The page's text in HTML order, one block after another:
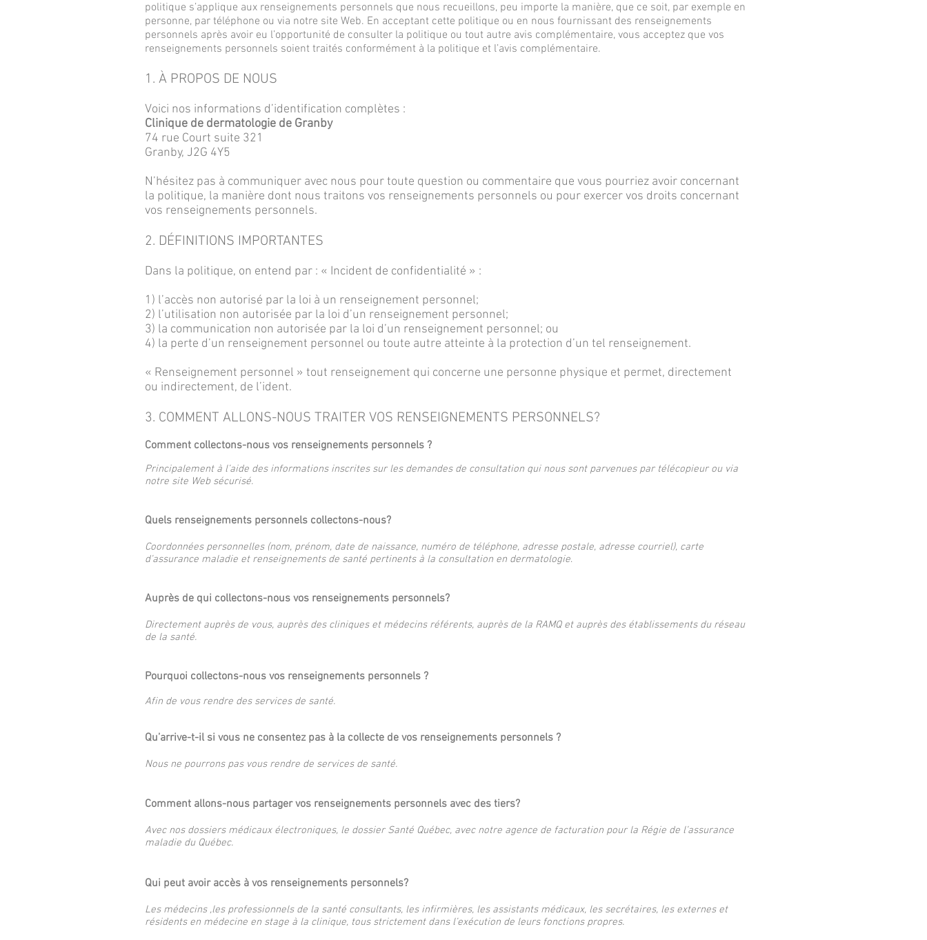
politique s’applique aux renseignements personnels que nous recueillons, peu importe la manière, que ce soit, par exemple en
personne, par téléphone ou via notre site Web. En acceptant cette politique ou en nous fournissant des renseignements
personnels après avoir eu l’opportunité de consulter la politique ou tout autre avis complémentaire, vous acceptez que vos
renseignements personnels soient traités conformément à la politique et l’avis complémentaire.
1. À PROPOS DE NOUS
Voici nos informations d’identification complètes :
Clinique de dermatologie de Granby
74 rue Court suite 321
Granby, J2G 4Y5
N’hésitez pas à communiquer avec nous pour toute question ou commentaire que vous pourriez avoir concernant
la politique, la manière dont nous traitons vos renseignements personnels ou pour exercer vos droits concernant
vos renseignements personnels.
2. DÉFINITIONS IMPORTANTES
Dans la politique, on entend par : « Incident de confidentialité » :
1) l’accès non autorisé par la loi à un renseignement personnel;
2) l’utilisation non autorisée par la loi d’un renseignement personnel;
3) la communication non autorisée par la loi d’un renseignement personnel; ou
4) la perte d’un renseignement personnel ou toute autre atteinte à la protection d’un tel renseignement.
« Renseignement personnel » tout renseignement qui concerne une personne physique et permet, directement
ou indirectement, de l’ident.
3. COMMENT ALLONS-NOUS TRAITER VOS RENSEIGNEMENTS PERSONNELS?
Comment collectons-nous vos renseignements personnels ?
Principalement à l’aide des informations inscrites sur les demandes de consultation qui nous sont parvenues par télécopieur ou via
notre site Web sécurisé.​
Quels renseignements personnels collectons-nous?
Coordonnées personnelles (nom, prénom, date de naissance, numéro de téléphone, adresse postale, adresse courriel), carte
d’assurance maladie et renseignements de santé pertinents à la consultation en dermatologie.
Auprès de qui collectons-nous vos renseignements personnels?
Directement auprès de vous, auprès des cliniques et médecins référents, auprès de la RAMQ et auprès des établissements du réseau
de la santé.
Pourquoi collectons-nous vos renseignements personnels ?
Afin de vous rendre des services de santé.
Qu’arrive-t-il si vous ne consentez pas à la collecte de vos renseignements personnels ?
Nous ne pourrons pas vous rendre de services de santé.
​Comment allons-nous partager vos renseignements personnels avec des tiers?
Avec nos dossiers médicaux électroniques, le dossier Santé Québec, avec notre agence de facturation pour la Régie de l’assurance
maladie du Québec.
Qui peut avoir accès à vos renseignements personnels?
Les médecins ,les professionnels de la santé consultants, les infirmières, les assistants médicaux, les secrétaires, les externes et
résidents en médecine en stage à la clinique, tous strictement dans l’exécution de leurs fonctions propres.